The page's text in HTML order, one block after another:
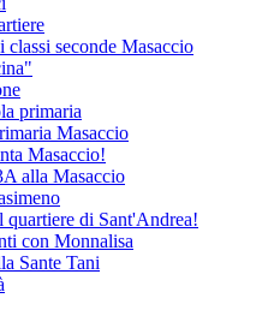
seconde Masaccio
primaria
Masaccio
Masaccio!
alla Masaccio
quartiere di Sant'Andrea!
con Monnalisa
Sante Tani